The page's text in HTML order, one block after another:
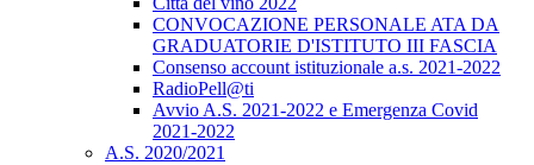
CONVOCAZIONE PERSONALE ATA DA
GRADUATORIE D'ISTITUTO III FASCIA
Consenso account istituzionale a.s. 2021-2022
RadioPell@ti
Avvio A.S. 2021-2022 e Emergenza Covid
2021-2022
A.S. 2020/2021